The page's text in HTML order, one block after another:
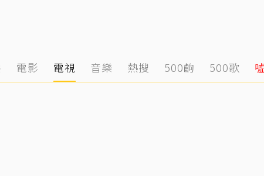
電影 電視 音樂 熱搜 500齣 500歌